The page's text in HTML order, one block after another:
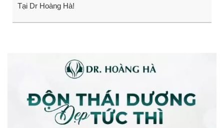
Tại Dr Hoàng Hà!